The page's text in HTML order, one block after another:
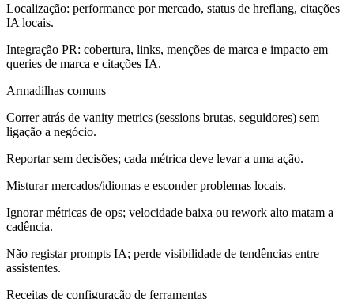
Localização: performance por mercado, status de hreflang, citações
IA locais.
Integração PR: cobertura, links, menções de marca e impacto em
queries de marca e citações IA.
Armadilhas comuns
Correr atrás de vanity metrics (sessions brutas, seguidores) sem
ligação a negócio.
Reportar sem decisões; cada métrica deve levar a uma ação.
Misturar mercados/idiomas e esconder problemas locais.
Ignorar métricas de ops; velocidade baixa ou rework alto matam a
cadência.
Não registar prompts IA; perde visibilidade de tendências entre
assistentes.
Receitas de configuração de ferramentas